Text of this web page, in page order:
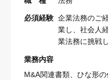
必須経験 企業法務のご
業し、社会人
業法務に挑戦
業務内容
M&A関連書類、ひな形